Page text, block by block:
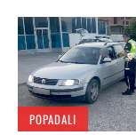
POPADALI